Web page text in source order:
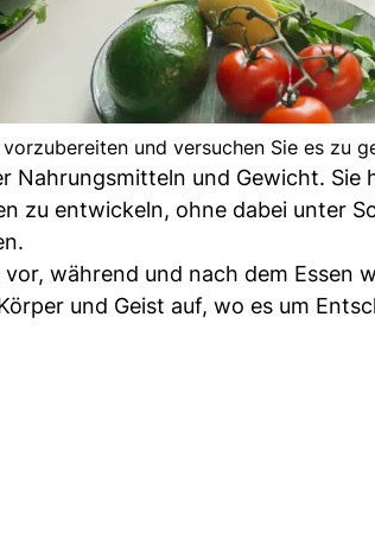
und versuchen Sie es zu
Nahrungsmitteln und Gewicht. Sie
zu entwickeln, ohne dabei unter
während und nach dem Essen
und Geist auf, wo es um